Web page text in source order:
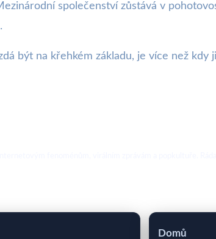
společenství zůstává v
být na křehkém základu, je více než kdy
Domů